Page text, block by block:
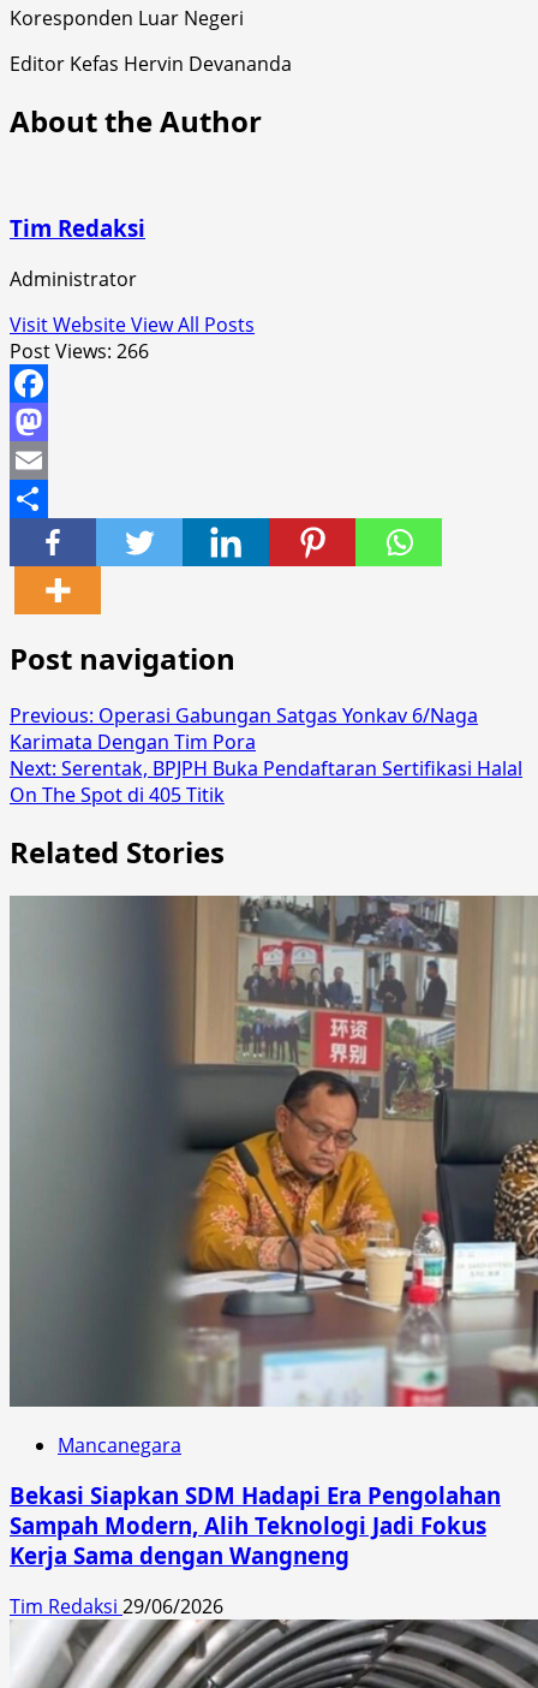
Koresponden Luar Negeri
Editor Kefas Hervin Devananda
About the Author
Tim Redaksi
Administrator
Visit WebsiteView All Posts
Post Views: 266
Facebook
Mastodon
Email
Share
Post navigation
Previous: Operasi Gabungan Satgas Yonkav 6/Naga
Karimata Dengan Tim Pora
Next: Serentak, BPJPH Buka Pendaftaran Sertifikasi Halal
On The Spot di 405 Titik
Related Stories
Mancanegara
Bekasi Siapkan SDM Hadapi Era Pengolahan
Sampah Modern, Alih Teknologi Jadi Fokus
Kerja Sama dengan Wangneng
Tim Redaksi 29/06/2026